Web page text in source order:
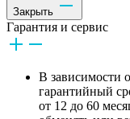
Закрыть
Гарантия и сервис
В зависимости
гарантийный
от 12 до 60